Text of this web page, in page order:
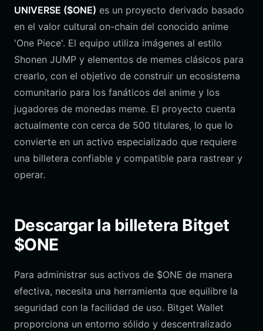
UNIVERSE ($ONE) es un proyecto derivado basado
en el valor cultural on-chain del conocido anime
'One Piece'. El equipo utiliza imágenes al estilo
Shonen JUMP y elementos de memes clásicos para
crearlo, con el objetivo de construir un ecosistema
comunitario para los fanáticos del anime y los
jugadores de monedas meme. El proyecto cuenta
actualmente con cerca de 500 titulares, lo que lo
convierte en un activo especializado que requiere
una billetera confiable y compatible para rastrear y
operar.
Descargar la billetera Bitget
$ONE
Para administrar sus activos de $ONE de manera
efectiva, necesita una herramienta que equilibre la
seguridad con la facilidad de uso. Bitget Wallet
proporciona un entorno sólido y descentralizado